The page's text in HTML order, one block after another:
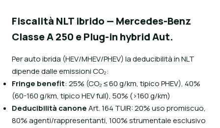
Fiscalità NLT ibrido — Mercedes-Benz
Classe A 250 e Plug-in hybrid Aut.
Per auto ibrida (HEV/MHEV/PHEV) la deducibilità in NLT
dipende dalle emissioni CO₂:
Fringe benefit: 25% (CO₂ ≤ 60 g/km, tipico PHEV), 40%
(60-160 g/km, tipico HEV full), 50% (>160 g/km)
Deducibilità canoneArt. 164 TUIR: 20% uso promiscuo,
80% agenti/rappresentanti, 100% strumentale esclusivo